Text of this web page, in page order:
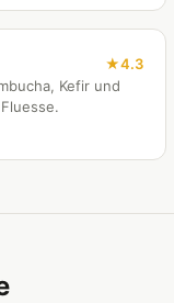
4.3
Kefir und